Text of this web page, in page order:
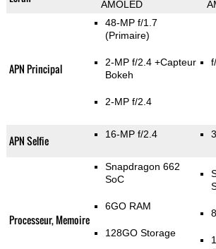
AMOLED
APN Principal
48-MP f/1.7
(Primaire)
2-MP f/2.4 +Capteur
Bokeh
2-MP f/2.4
APN Selfie 16-MP f/2.4
Processeur, Memoire
Snapdragon 662
SoC
6GO RAM
128GO Storage